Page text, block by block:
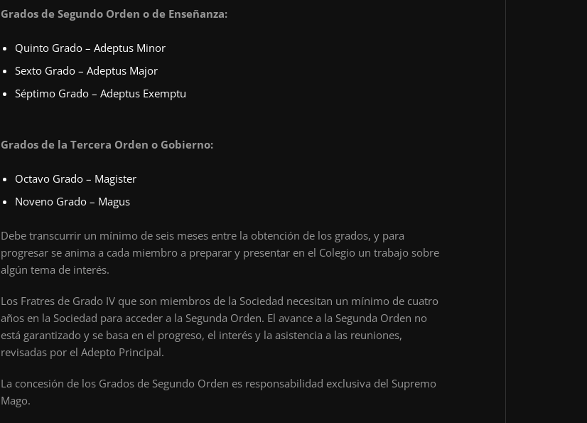
Grados de Segundo Orden o de Enseñanza:
Quinto Grado – Adeptus Minor
Sexto Grado – Adeptus Major
Séptimo Grado – Adeptus Exemptu
Grados de la Tercera Orden o Gobierno:
Octavo Grado – Magister
Noveno Grado – Magus
Debe transcurrir un mínimo de seis meses entre la obtención de los grados, y para
progresar se anima a cada miembro a preparar y presentar en el Colegio un trabajo sobre
algún tema de interés.
Los Fratres de Grado IV que son miembros de la Sociedad necesitan un mínimo de cuatro
años en la Sociedad para acceder a la Segunda Orden. El avance a la Segunda Orden no
está garantizado y se basa en el progreso, el interés y la asistencia a las reuniones,
revisadas por el Adepto Principal.
La concesión de los Grados de Segundo Orden es responsabilidad exclusiva del Supremo
Mago.